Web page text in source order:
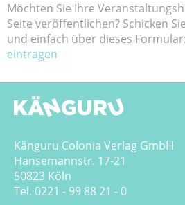
Möchten Sie Ihre
Seite veröffentlichen? Schicken
und einfach über dieses Formular:
eintragen
Känguru Colonia Verlag GmbH
Hansemannstr. 17-21
50823 Köln
Tel. 0221 - 99 88 21 - 0